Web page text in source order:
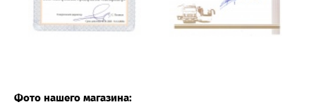
Фото нашего магазина: